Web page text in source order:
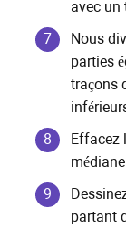
avec un
Nous
parties
traçons
Effacez
partant